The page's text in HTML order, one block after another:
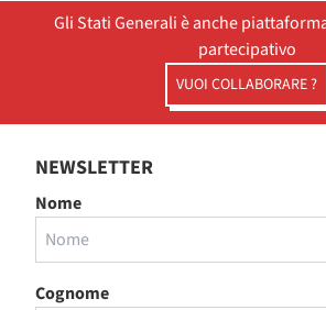
Gli Stati Generali è anche
partecipativo
VUOI COLLABORARE ?
NEWSLETTER
Nome
Cognome